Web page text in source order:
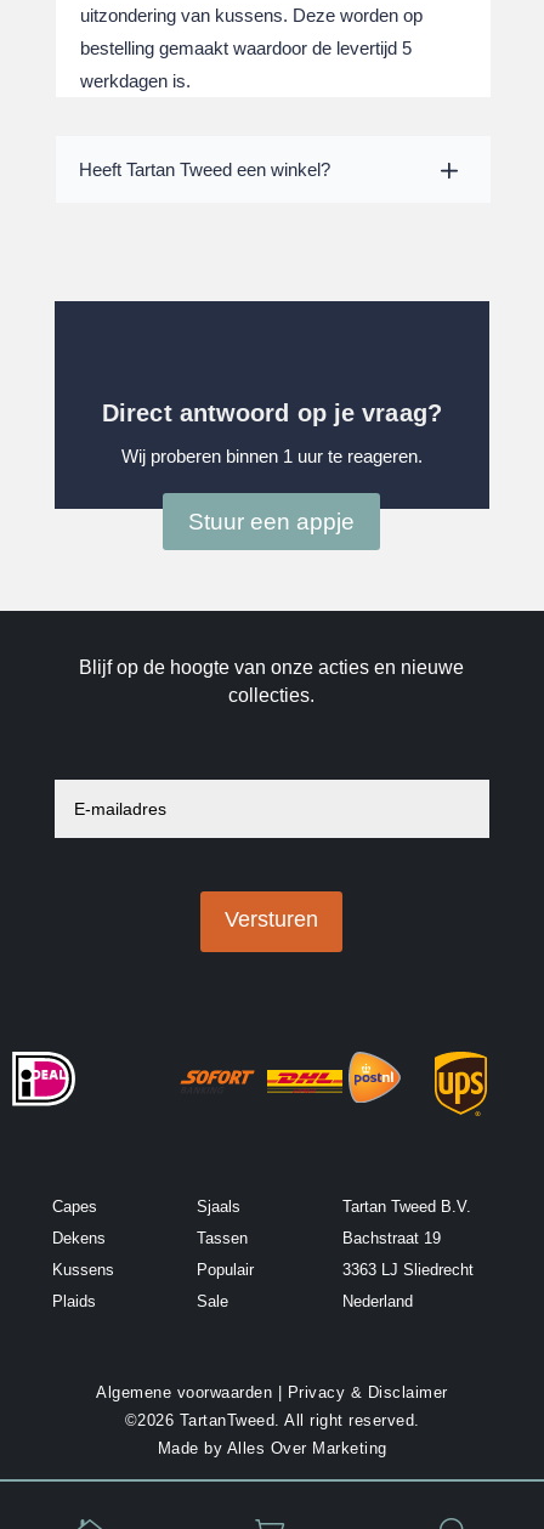
uitzondering van kussens. Deze worden op
bestelling gemaakt waardoor de levertijd 5
werkdagen is.
Heeft Tartan Tweed een winkel?
Direct antwoord op je vraag?
Wij proberen binnen 1 uur te reageren.
Stuur een appje
Blijf op de hoogte van onze acties en nieuwe
collecties.
E
a
Versturen
Capes
Dekens
Kussens
Plaids
Sjaals
Tassen
Populair
Sale
Tartan Tweed B.V.
Bachstraat 19
3363 LJ Sliedrecht
Nederland
Algemene voorwaarden
Privacy & Disclaimer
©2026 TartanTweed. All right reserved.
Made by Alles Over Marketing